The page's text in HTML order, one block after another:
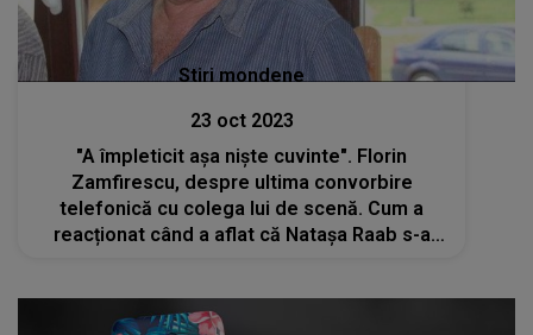
Stiri mondene
23 oct 2023
"A împleticit așa niște cuvinte". Florin
Zamfirescu, despre ultima convorbire
telefonică cu colega lui de scenă. Cum a
reacționat când a aflat că Natașa Raab s-a